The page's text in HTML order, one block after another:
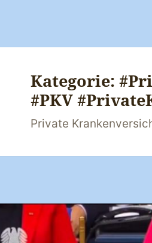
Kategorie:
#PKV
Private